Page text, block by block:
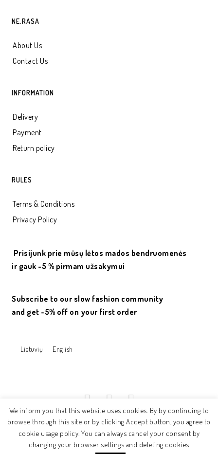
NE.RASA
About Us
Contact Us
INFORMATION
Delivery
Payment
Return policy
RULES
Terms & Conditions
Privacy Policy
Prisijunk prie mūsų lėtos mados bendruomenės
ir gauk -5 % pirmam užsakymui
Subscribe to our slow fashion community
and get -5% off on your first order
Lietuvių English
© 2017 - ne.rasa
We inform you that this website uses cookies. By by continuing to
browse through this site or by clicking Accept button, you agree to
cookie usage policy. You can always cancel your consent by
changing your browser settings and deleting cookies